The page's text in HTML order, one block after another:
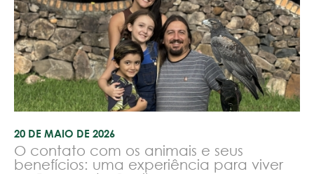
20 DE MAIO DE 2026
O contato com os animais e seus
benefícios: uma experiência para viver